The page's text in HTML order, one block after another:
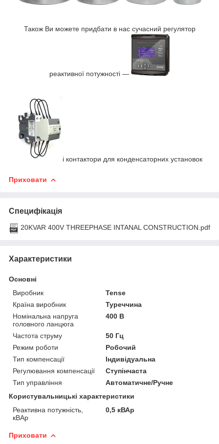
Також Ви можете придбати в нас сучасний регулятор
реактивної потужності —
і контактори для конденсаторних установок
Приховати
Специфікація
20KVAR 400V THREEPHASE INTANAL CONSTRUCTION.pdf
Характеристики
Основні
Виробник
Tense
Країна виробник
Туреччина
Номінальна напруга
головного ланцюга
400 В
Частота струму
50 Гц
Режим роботи
Робочий
Тип компенсації
Індивідуальна
Регулювання компенсації
Ступінчаста
Тип управління
Автоматичне/Ручне
Користувальницькі характеристики
Реактивна потужність,
кВАр
0,5 кВАр
Приховати